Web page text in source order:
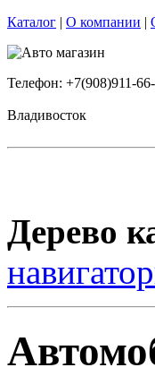
Каталог | О компании |
Телефон: +7(908)911-
Владивосток
Дерево